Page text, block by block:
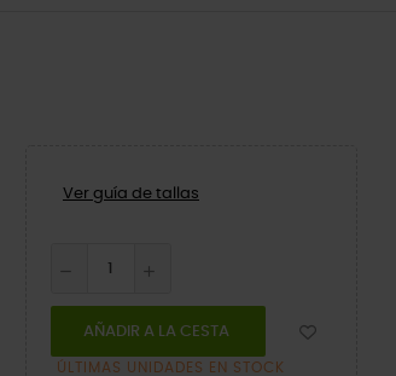
Ver guía de tallas
AÑADIR A LA CESTA
ÚLTIMAS UNIDADES EN STOCK